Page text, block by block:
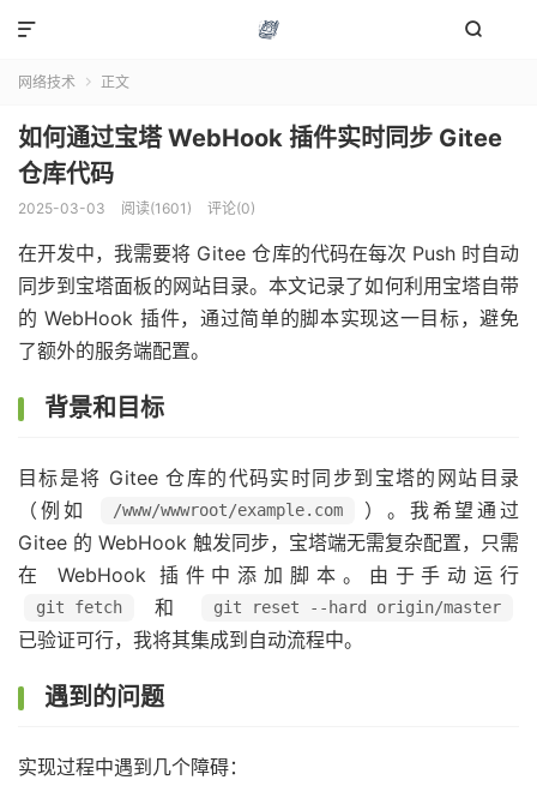


网络技术  正文
如何通过宝塔 WebHook 插件实时同步 Gitee
仓库代码
2025-03-03 阅读(1601) 评论(0)
在开发中，我需要将 Gitee 仓库的代码在每次 Push 时自动
同步到宝塔面板的网站目录。本文记录了如何利用宝塔自带
的 WebHook 插件，通过简单的脚本实现这一目标，避免
了额外的服务端配置。
背景和目标
目标是将 Gitee 仓库的代码实时同步到宝塔的网站目录
（例如
/www/wwwroot/example.com
）。我希望通过
Gitee 的 WebHook 触发同步，宝塔端无需复杂配置，只需
在 WebHook 插件中添加脚本。由于手动运行
git fetch 和 git reset --hard origin/master
已验证可行，我将其集成到自动流程中。
遇到的问题
实现过程中遇到几个障碍：